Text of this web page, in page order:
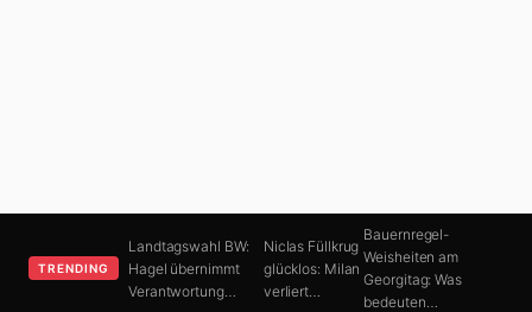
TRENDING
Landtagswahl BW:
Hagel übernimmt
Verantwortung…
Niclas Füllkrug
glücklos: Milan
verliert…
Bauernregel-
Weisheiten am
Georgitag: Was
bedeuten…